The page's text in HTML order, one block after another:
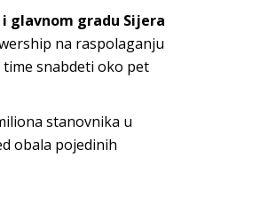
i glavnom gradu Sijera
na raspolaganju
snabdeti oko pet
stanovnika u
obala pojedinih